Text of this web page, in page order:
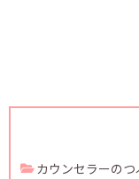
カウンセラーのつ